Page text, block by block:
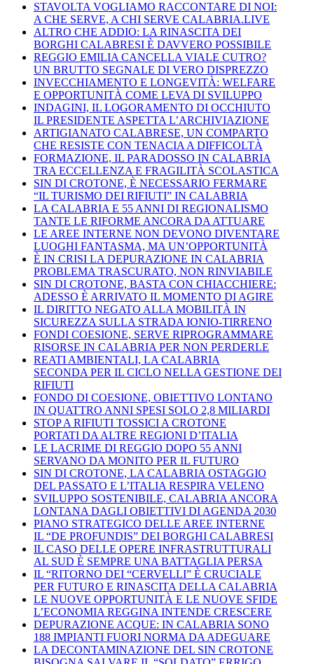
STAVOLTA VOGLIAMO RACCONTARE DI NOI:
A CHE SERVE, A CHI SERVE CALABRIA.LIVE
ALTRO CHE ADDIO: LA RINASCITA DEI
BORGHI CALABRESI È DAVVERO POSSIBILE
REGGIO EMILIA CANCELLA VIALE CUTRO?
UN BRUTTO SEGNALE DI VERO DISPREZZO
INVECCHIAMENTO E LONGEVITÀ: WELFARE
E OPPORTUNITÀ COME LEVA DI SVILUPPO
INDAGINI, IL LOGORAMENTO DI OCCHIUTO
IL PRESIDENTE ASPETTA L’ARCHIVIAZIONE
ARTIGIANATO CALABRESE, UN COMPARTO
CHE RESISTE CON TENACIA A DIFFICOLTÀ
FORMAZIONE, IL PARADOSSO IN CALABRIA
TRA ECCELLENZA E FRAGILITÀ SCOLASTICA
SIN DI CROTONE, È NECESSARIO FERMARE
“IL TURISMO DEI RIFIUTI” IN CALABRIA
LA CALABRIA E 55 ANNI DI REGIONALISMO
TANTE LE RIFORME ANCORA DA ATTUARE
LE AREE INTERNE NON DEVONO DIVENTARE
LUOGHI FANTASMA, MA UN’OPPORTUNITÀ
È IN CRISI LA DEPURAZIONE IN CALABRIA
PROBLEMA TRASCURATO, NON RINVIABILE
SIN DI CROTONE, BASTA CON CHIACCHIERE:
ADESSO È ARRIVATO IL MOMENTO DI AGIRE
IL DIRITTO NEGATO ALLA MOBILITÀ IN
SICUREZZA SULLA STRADA IONIO-TIRRENO
FONDI COESIONE, SERVE RIPROGRAMMARE
RISORSE IN CALABRIA PER NON PERDERLE
REATI AMBIENTALI, LA CALABRIA
SECONDA PER IL CICLO NELLA GESTIONE DEI
RIFIUTI
FONDO DI COESIONE, OBIETTIVO LONTANO
IN QUATTRO ANNI SPESI SOLO 2,8 MILIARDI
STOP A RIFIUTI TOSSICI A CROTONE
PORTATI DA ALTRE REGIONI D’ITALIA
LE LACRIME DI REGGIO DOPO 55 ANNI
SERVANO DA MONITO PER IL FUTURO
SIN DI CROTONE, LA CALABRIA OSTAGGIO
DEL PASSATO E L’ITALIA RESPIRA VELENO
SVILUPPO SOSTENIBILE, CALABRIA ANCORA
LONTANA DAGLI OBIETTIVI DI AGENDA 2030
PIANO STRATEGICO DELLE AREE INTERNE
IL “DE PROFUNDIS” DEI BORGHI CALABRESI
IL CASO DELLE OPERE INFRASTRUTTURALI
AL SUD È SEMPRE UNA BATTAGLIA PERSA
IL “RITORNO DEI “CERVELLI” È CRUCIALE
PER FUTURO E RINASCITA DELLA CALABRIA
LE NUOVE OPPORTUNITÀ E LE NUOVE SFIDE
L’ECONOMIA REGGINA INTENDE CRESCERE
DEPURAZIONE ACQUE: IN CALABRIA SONO
188 IMPIANTI FUORI NORMA DA ADEGUARE
LA DECONTAMINAZIONE DEL SIN CROTONE